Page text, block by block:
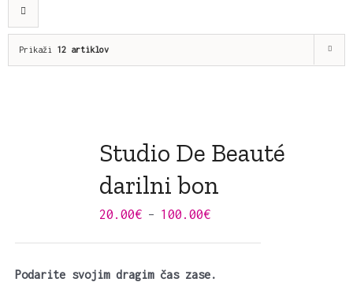
Prikaži 12 artiklov
Studio De Beauté
darilni bon
20.00€– 100.00€
Podarite svojim dragim čas zase.